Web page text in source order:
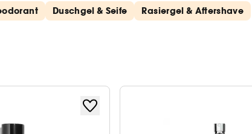
Duschgel & Seife Rasiergel & Aftershave